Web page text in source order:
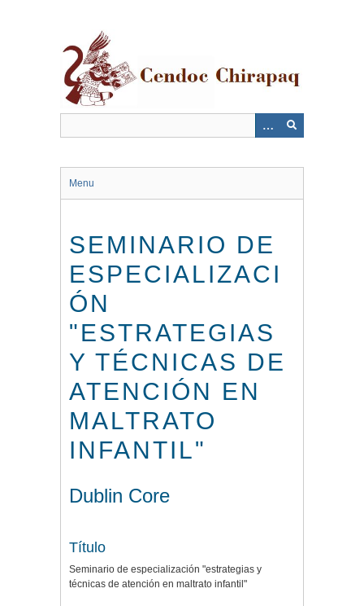
Menu
SEMINARIO DE
ESPECIALIZACI
ÓN
"ESTRATEGIAS
Y TÉCNICAS DE
ATENCIÓN EN
MALTRATO
INFANTIL"
Dublin Core
Título
Seminario de especialización "estrategias y
técnicas de atención en maltrato infantil"